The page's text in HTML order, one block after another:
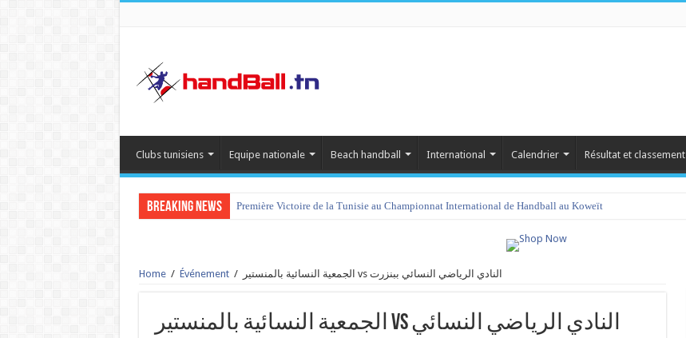
Clubs tunisiens Equipe nationale Beach handball International Calendrier Résultat et classement
Breaking News Première Victoire de la Tunisie au Championnat International de Handball au Koweït
Home / Événement / الجمعية النسائية بالمنستير vs النادي الرياضي النسائي ببنزرت
الجمعية النسائية بالمنستير vs النادي الرياضي النسائي